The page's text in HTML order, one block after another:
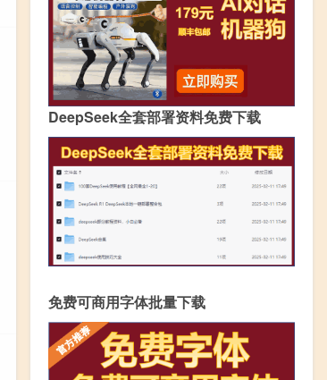
DeepSeek全套部署资料免费下载
免费可商用字体批量下载